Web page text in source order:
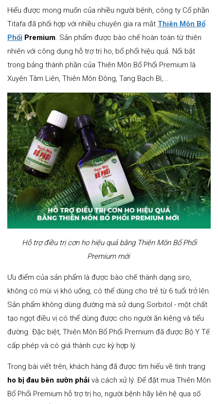
Hiểu được mong muốn của nhiều người bệnh, công ty Cổ phần
Titafa đã phối hợp với nhiều chuyên gia ra mắt Thiên Môn Bổ
Phổi Premium. Sản phẩm được bào chế hoàn toàn từ thiên
nhiên với công dụng hỗ trợ trị ho, bổ phổi hiệu quả. Nổi bật
trong bảng thành phần của Thiên Môn Bổ Phổi Premium là
Xuyên Tâm Liên, Thiên Môn Đông, Tang Bạch Bì,...
Hỗ trợ điều trị cơn ho hiệu quả bằng Thiên Môn Bổ Phổi
Premium mới
Ưu điểm của sản phẩm là được bào chế thành dạng siro,
không có mùi vị khó uống, có thể dùng cho trẻ từ 6 tuổi trở lên.
Sản phẩm không dùng đường mà sử dụng Sorbitol - một chất
tạo ngọt điều vị có thể dùng được cho người ăn kiêng và tiểu
đường. Đặc biệt, Thiên Môn Bổ Phổi Premium đã được Bộ Y Tế
cấp phép và có giá thành cực kỳ hợp lý.
Trong bài viết trên, khách hàng đã được tìm hiểu về tình trạng
ho bị đau bên sườn phải và cách xử lý. Để đặt mua Thiên Môn
Bổ Phổi Premium hỗ trợ trị ho, người bệnh hãy liên hệ qua số